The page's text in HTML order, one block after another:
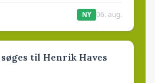
NY 06. aug.
til Henrik Haves